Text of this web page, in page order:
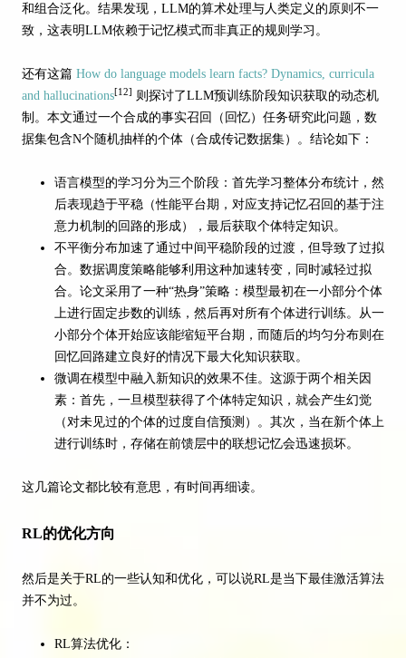
和组合泛化。结果发现，LLM的算术处理与人类定义的原则不一
致，这表明LLM依赖于记忆模式而非真正的规则学习。
还有这篇 How do language models learn facts? Dynamics, curricula
and hallucinations[12]
则探讨了LLM预训练阶段知识获取的动态机
制。本文通过一个合成的事实召回（回忆）任务研究此问题，数
据集包含N个随机抽样的个体（合成传记数据集）。结论如下：
语言模型的学习分为三个阶段：首先学习整体分布统计，然
后表现趋于平稳（性能平台期，对应支持记忆召回的基于注
意力机制的回路的形成），最后获取个体特定知识。
不平衡分布加速了通过中间平稳阶段的过渡，但导致了过拟
合。数据调度策略能够利用这种加速转变，同时减轻过拟
合。论文采用了一种“热身”策略：模型最初在一小部分个体
上进行固定步数的训练，然后再对所有个体进行训练。从一
小部分个体开始应该能缩短平台期，而随后的均匀分布则在
回忆回路建立良好的情况下最大化知识获取。
微调在模型中融入新知识的效果不佳。这源于两个相关因
素：首先，一旦模型获得了个体特定知识，就会产生幻觉
（对未见过的个体的过度自信预测）。其次，当在新个体上
进行训练时，存储在前馈层中的联想记忆会迅速损坏。
这几篇论文都比较有意思，有时间再细读。
RL的优化方向
然后是关于RL的一些认知和优化，可以说RL是当下最佳激活算法
并不为过。
RL算法优化：